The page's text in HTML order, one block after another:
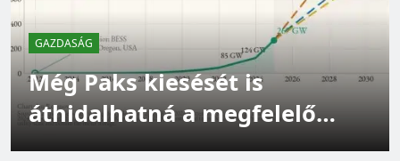
GAZDASÁG
Még Paks kiesését is
áthidalhatná a megfelelő
energiatárolás
GAZDASÁG
Épüljenek szélerőművek – de ne bárhová